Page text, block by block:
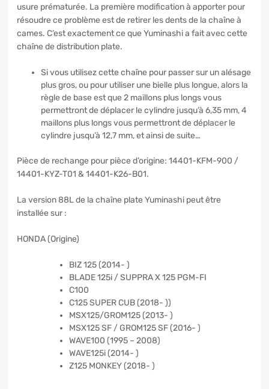
usure prématurée. La première modification à apporter pour
résoudre ce problème est de retirer les dents de la chaîne à
cames. C’est exactement ce que Yuminashi a fait avec cette
chaîne de distribution plate.
Si vous utilisez cette chaîne pour passer sur un alésage
plus gros, ou pour utiliser une bielle plus longue, alors la
règle de base est que 2 maillons plus longs vous
permettront de déplacer le cylindre jusqu’à 6,35 mm, 4
maillons plus longs vous permettront de déplacer le
cylindre jusqu’à 12,7 mm, et ainsi de suite…
Pièce de rechange pour pièce d’origine: 14401-KFM-900 /
14401-KYZ-T01 & 14401-K26-B01.
La version 88L de la chaîne plate Yuminashi peut être
installée sur :
HONDA (Origine)
BIZ 125 (2014- )
BLADE 125i / SUPPRA X 125 PGM-FI
C100
C125 SUPER CUB (2018- ))
MSX125/GROM125 (2013- )
MSX125 SF / GROM125 SF (2016- )
WAVE100 (1995 – 2008)
WAVE125i (2014- )
Z125 MONKEY (2018- )